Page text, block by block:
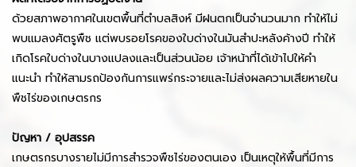
ด้วยสภาพอากาศในเขตพื้นที่ตำบลสิงห์ มีฝนตกเป็นจำนวนมาก ทำให้ไม่
พบแมลงศัตรูพืช แต่พบรอยโรคของใบด่างในมันสำปะหลังค้างปี ทำให้
เกิดโรคใบด่างในบางแปลงและเป็นส่วนน้อย เจ้าหน้าที่ได้เข้าไปให้คำ
แนะนำ ทำให้สามรถป้องกันการแพร่กระจายและไม่ส่งผลความเสียหายใน
พืชไร่ของเกษตรกร
ปัญหา / อุปสรรค
เกษตรกรบางรายไม่มีการสำรวจพืชไร่ของตนเอง เป็นเหตุให้พื้นที่มีการ